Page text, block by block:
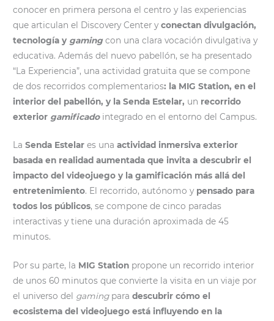
conocer en primera persona el centro y las experiencias
que articulan el Discovery Center yconectan divulgación,
tecnología y gamingcon una clara vocación divulgativa y
educativa. Además del nuevo pabellón, se ha presentado
“La Experiencia”, una actividad gratuita que se compone
de dos recorridos complementarios: la MIG Station, en el
interior del pabellón, y la Senda Estelar, un recorrido
exterior gamificadointegrado en el entorno del Campus.
LaSenda Estelar es unaactividad inmersiva exterior
basada en realidad aumentada que invita a descubrir el
impacto del videojuego y la gamificación más allá del
entretenimiento. El recorrido, autónomo y pensado para
todos los públicos, se compone de cinco paradas
interactivas y tiene una duración aproximada de 45
minutos.
Por su parte, la MIG Station propone un recorrido interior
de unos 60 minutos que convierte la visita en un viaje por
el universo del gamingparadescubrir cómo el
ecosistema del videojuego está influyendo en la